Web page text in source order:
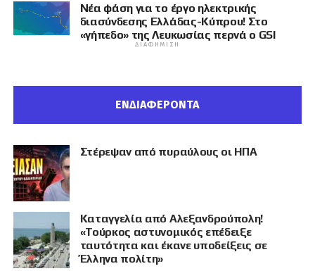
Νέα φάση για το έργο ηλεκτρικής
διασύνδεσης Ελλάδας-Κύπρου! Στο
«γήπεδο» της Λευκωσίας περνά ο GSI
ΔΙΑΦΉΜΙΣΗ
ΕΝΔΙΑΦΕΡΟΝΤΑ
Στέρεψαν από πυραύλους οι ΗΠΑ
Καταγγελία από Αλεξανδρούπολη!
«Τούρκος αστυνομικός επέδειξε
ταυτότητα και έκανε υποδείξεις σε
Έλληνα πολίτη»